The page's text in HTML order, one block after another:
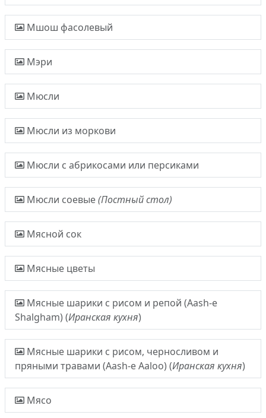
Мшош фасолевый
Мэри
Мюсли
Мюсли из моркови
Мюсли с абрикосами или персиками
Мюсли соевые(Постный стол)
Мясной сок
Мясные цветы
Мясные шарики с рисом и репой (Aash-e
Shalgham) (Иранская кухня)
Мясные шарики с рисом, черносливом и
пряными травами (Aash-e Aaloo) (Иранская кухня)
Мясо